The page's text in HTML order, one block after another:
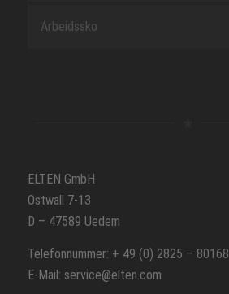
Arbeidssko
ELTEN GmbH
Ostwall 7-13
D – 47589 Uedem
Telefonnummer: + 49 (0) 2825 – 80168
E-Mail: service@elten.com